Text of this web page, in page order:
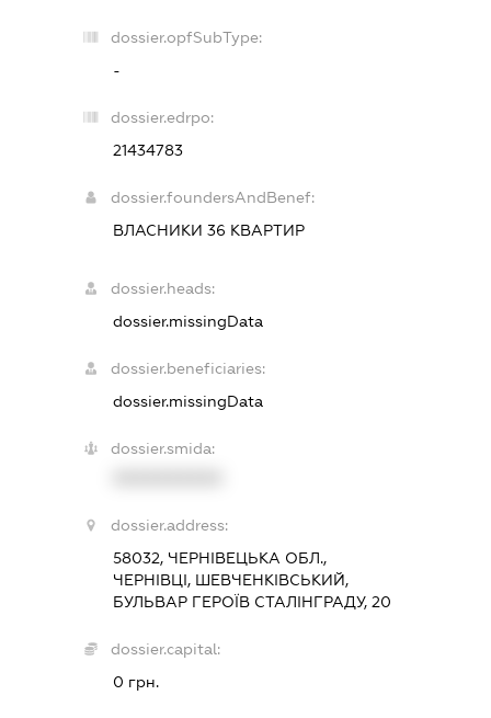
dossier.opfSubType:
-
dossier.edrpo:
21434783
dossier.foundersAndBenef:
ВЛАСНИКИ 36 КВАРТИР
dossier.heads:
dossier.missingData
dossier.beneficiaries:
dossier.missingData
dossier.smida:
dossier.address:
58032, ЧЕРНІВЕЦЬКА ОБЛ.,
ЧЕРНІВЦІ, ШЕВЧЕНКІВСЬКИЙ,
БУЛЬВАР ГЕРОЇВ СТАЛІНГРАДУ, 20
dossier.capital:
0 грн.